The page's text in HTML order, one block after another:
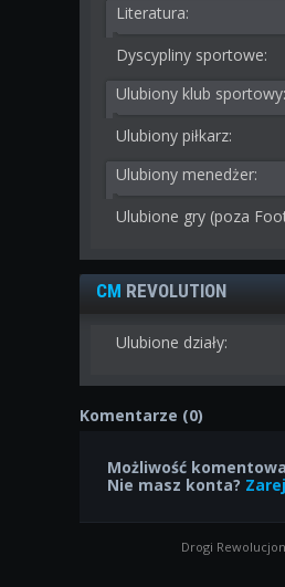
Literatura:
Dyscypliny sportowe:
Ulubiony klub sportowy:
Ulubiony piłkarz:
Ulubiony menedżer:
Ulubione gry (poza
CM REVOLUTION
Ulubione działy:
Komentarze (0)
Możliwość
Nie masz konta?
Drogi